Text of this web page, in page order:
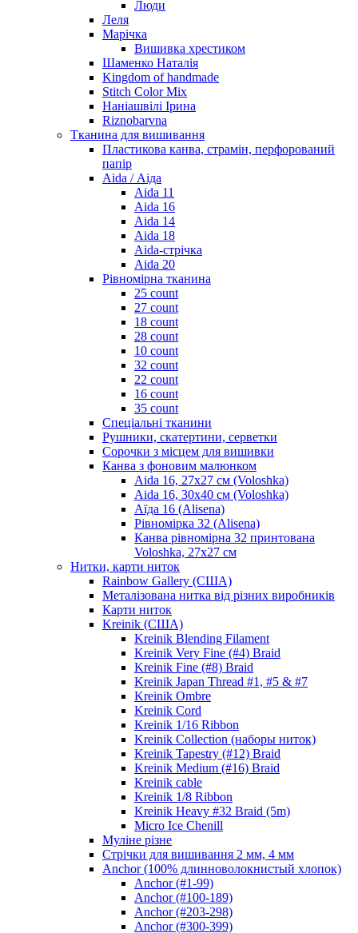
Люди
Леля
Марічка
Вишивка хрестиком
Шаменко Наталія
Kingdom of handmade
Stitch Color Mix
Наніашвілі Ірина
Riznobarvna
Тканина для вишивання
Пластикова канва, страмін, перфорований
папір
Aida / Аіда
Aida 11
Aida 16
Aida 14
Aida 18
Aida-стрічка
Aida 20
Рівномірна тканина
25 count
27 count
18 count
28 count
10 count
32 count
22 count
16 count
35 count
Спеціальні тканини
Рушники, скатертини, серветки
Сорочки з місцем для вишивки
Канва з фоновим малюнком
Aida 16, 27х27 см (Voloshka)
Aida 16, 30х40 см (Voloshka)
Аїда 16 (Alisena)
Рівномірка 32 (Alisena)
Канва рівномірна 32 принтована
Voloshka, 27х27 см
Нитки, карти ниток
Rainbow Gallery (США)
Металізована нитка від різних виробників
Карти ниток
Kreinik (США)
Kreinik Blending Filament
Kreinik Very Fine (#4) Braid
Kreinik Fine (#8) Braid
Kreinik Japan Thread #1, #5 & #7
Kreinik Ombre
Kreinik Cord
Kreinik 1/16 Ribbon
Kreinik Collection (наборы ниток)
Kreinik Tapestry (#12) Braid
Kreinik Medium (#16) Braid
Kreinik cable
Kreinik 1/8 Ribbon
Kreinik Heavy #32 Braid (5m)
Micro Ice Chenill
Муліне різне
Стрічки для вишивання 2 мм, 4 мм
Anchor (100% длинноволокнистый хлопок)
Anchor (#1-99)
Anchor (#100-189)
Anchor (#203-298)
Anchor (#300-399)